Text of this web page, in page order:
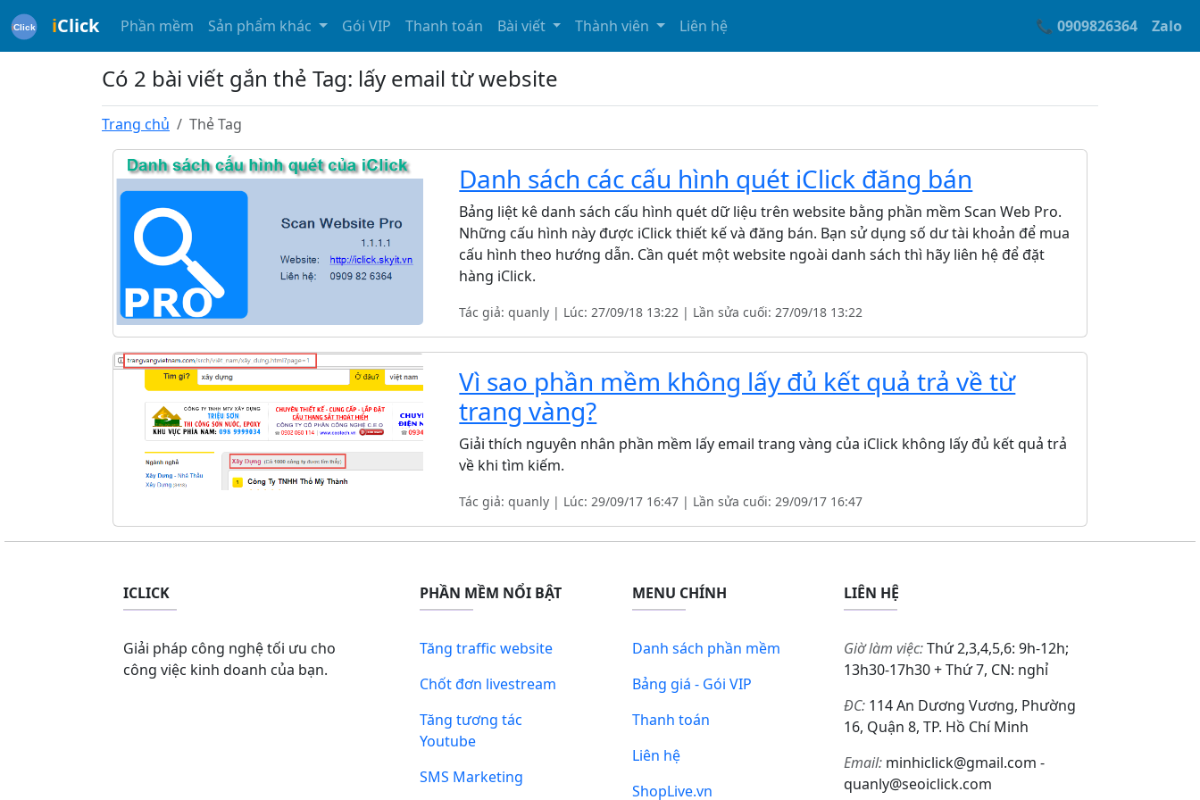
iClick Phần mềm Sản phẩm khác Gói VIP Thanh toán Bài viết Thành viên Liên hệ 📞 0909826364 Zalo
Có 2 bài viết gắn thẻ Tag: lấy email từ website
Trang chủ Thẻ Tag
Danh sách các cấu hình quét iClick đăng bán
Bảng liệt kê danh sách cấu hình quét dữ liệu trên website bằng phần mềm Scan Web Pro.
Những cấu hình này được iClick thiết kế và đăng bán. Bạn sử dụng số dư tài khoản để mua
cấu hình theo hướng dẫn. Cần quét một website ngoài danh sách thì hãy liên hệ để đặt
hàng iClick.
Tác giả: quanly | Lúc: 27/09/18 13:22 | Lần sửa cuối: 27/09/18 13:22
Vì sao phần mềm không lấy đủ kết quả trả về từ
trang vàng?
Giải thích nguyên nhân phần mềm lấy email trang vàng của iClick không lấy đủ kết quả trả
về khi tìm kiếm.
Tác giả: quanly | Lúc: 29/09/17 16:47 | Lần sửa cuối: 29/09/17 16:47
ICLICK
Giải pháp công nghệ tối ưu cho
công việc kinh doanh của bạn.
PHẦN MỀM NỔI BẬT
Tăng traffic website
Chốt đơn livestream
Tăng tương tác
Youtube
SMS Marketing
MENU CHÍNH
Danh sách phần mềm
Bảng giá - Gói VIP
Thanh toán
Liên hệ
ShopLive.vn
LIÊN HỆ
Giờ làm việc:Thứ 2,3,4,5,6: 9h-12h;
13h30-17h30 + Thứ 7, CN: nghỉ
ĐC: 114 An Dương Vương, Phường
16, Quận 8, TP. Hồ Chí Minh
Email: minhiclick@gmail.com -
quanly@seoiclick.com